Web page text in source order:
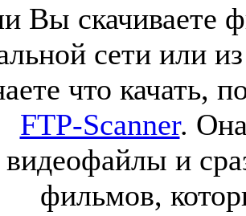
Вы скачиваете
сети или
что качать,
FTP-Scanner.
видеофайлы и
фильмов,